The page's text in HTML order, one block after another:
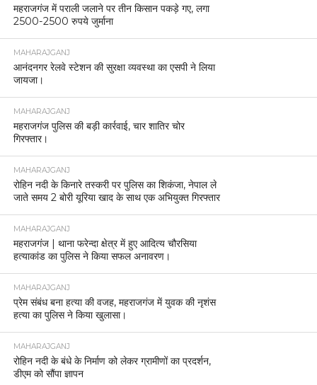
महराजगंज में पराली जलाने पर तीन किसान पकड़े गए, लगा
2500-2500 रुपये जुर्माना
MAHARAJGANJ
आनंदनगर रेलवे स्टेशन की सुरक्षा व्यवस्था का एसपी ने लिया
जायजा।
MAHARAJGANJ
महराजगंज पुलिस की बड़ी कार्रवाई, चार शातिर चोर
गिरफ्तार।
MAHARAJGANJ
रोहिन नदी के किनारे तस्करी पर पुलिस का शिकंजा, नेपाल ले
जाते समय 2 बोरी यूरिया खाद के साथ एक अभियुक्त गिरफ्तार
MAHARAJGANJ
महराजगंज | थाना फरेन्दा क्षेत्र में हुए आदित्य चौरसिया
हत्याकांड का पुलिस ने किया सफल अनावरण।
MAHARAJGANJ
प्रेम संबंध बना हत्या की वजह, महराजगंज में युवक की नृशंस
हत्या का पुलिस ने किया खुलासा।
MAHARAJGANJ
रोहिन नदी के बंधे के निर्माण को लेकर ग्रामीणों का प्रदर्शन,
डीएम को सौंपा ज्ञापन